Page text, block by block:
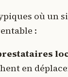
où un
:
en